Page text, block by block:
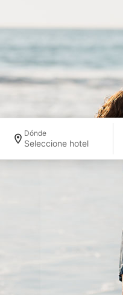
Dónde
Seleccione hotel